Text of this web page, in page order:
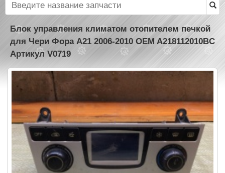
Блок управления климатом отопителем печкой
для Чери Фора А21 2006-2010 OEM A218112010BC
Артикул V0719